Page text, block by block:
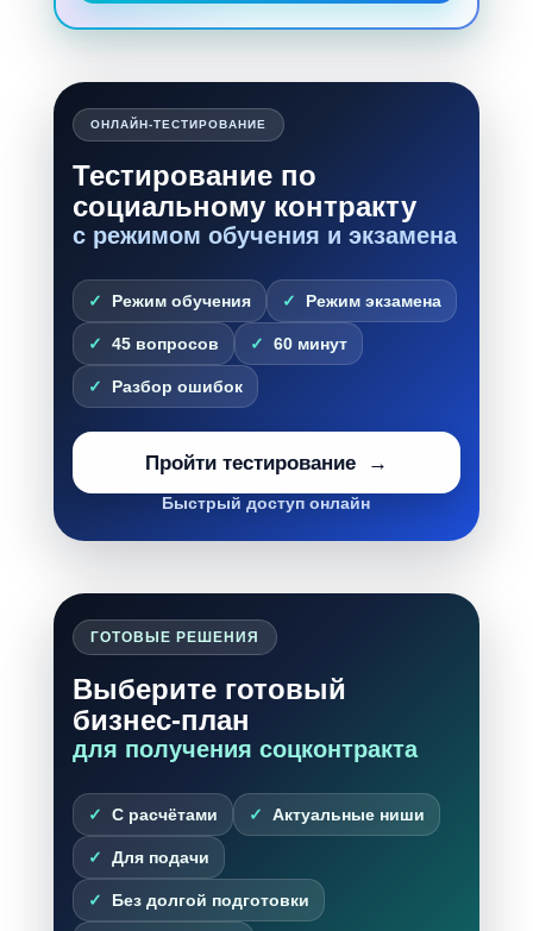
ОНЛАЙН-ТЕСТИРОВАНИЕ
Тестирование по
социальному контракту
с режимом обучения и экзамена
Режим обучения Режим экзамена
45 вопросов 60 минут
Разбор ошибок
Пройти тестирование
Быстрый доступ онлайн
ГОТОВЫЕ РЕШЕНИЯ
Выберите готовый
бизнес-план
для получения соцконтракта
С расчётами Актуальные ниши
Для подачи
Без долгой подготовки